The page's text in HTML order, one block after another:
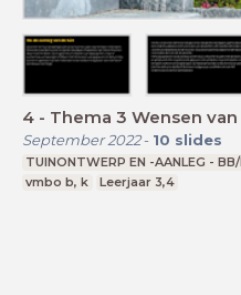
4 - Thema 3 Wensen
September 2022- 10 slides
TUINONTWERP EN -AANLEG -
vmbo b, k
Leerjaar 3,4